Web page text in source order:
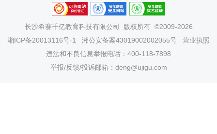
长沙希赛千亿教育科技有限公司
版权所有 ©2009-2026
湘ICP备20013116号-1
湘公安备案43019002002055号
营业执照
违法和不良信息举报电话：400-118-7898
举报/反馈/投诉邮箱：deng@ujigu.com